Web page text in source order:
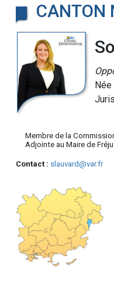
CANTON
Membre de la
Adjointe au Maire de
Contact : slauvard@var.fr
chatbot
fullscreen close
peux vous
sur
Que puis-je